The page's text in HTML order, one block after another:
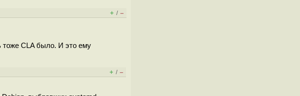
+ / –
тоже CLA было. И это ему
+ / –